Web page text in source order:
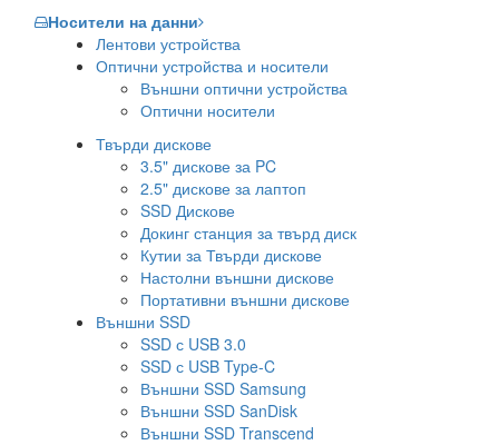
Носители на данни
Лентови устройства
Оптични устройства и носители
Външни оптични устройства
Оптични носители
Твърди дискове
3.5" дискове за PC
2.5" дискове за лаптоп
SSD Дискове
Докинг станция за твърд диск
Кутии за Твърди дискове
Настолни външни дискове
Портативни външни дискове
Външни SSD
SSD с USB 3.0
SSD с USB Type-C
Външни SSD Samsung
Външни SSD SanDisk
Външни SSD Transcend